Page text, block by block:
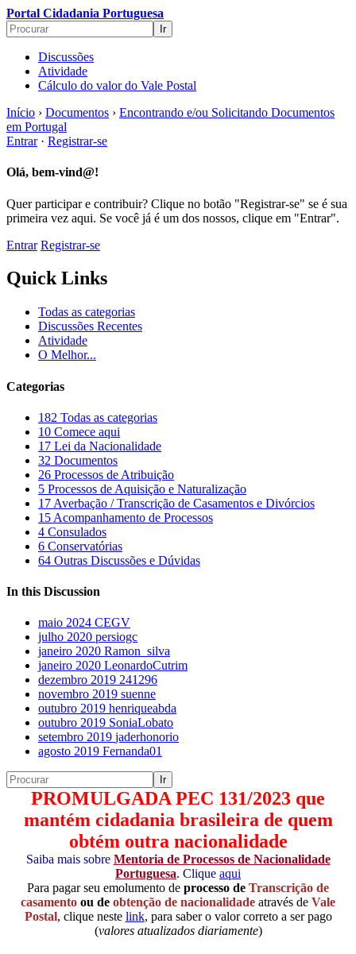
Portal Cidadania Portuguesa
Discussões
Atividade
Cálculo do valor do Vale Postal
Início › Documentos › Encontrando e/ou Solicitando Documentos
em Portugal
Entrar · Registrar-se
Olá, bem-vind@!
Quer participar e contribuir? Clique no botão "Registrar-se" se é sua
primeira vez aqui. Se você já é um dos nossos, clique em "Entrar".
Entrar Registrar-se
Quick Links
Todas as categorias
Discussões Recentes
Atividade
O Melhor...
Categorias
182 Todas as categorias
10 Comece aqui
17 Lei da Nacionalidade
32 Documentos
26 Processos de Atribuição
5 Processos de Aquisição e Naturalização
17 Averbação / Transcrição de Casamentos e Divórcios
15 Acompanhamento de Processos
4 Consulados
6 Conservatórias
64 Outras Discussões e Dúvidas
In this Discussion
maio 2024 CEGV
julho 2020 persiogc
janeiro 2020 Ramon_silva
janeiro 2020 LeonardoCutrim
dezembro 2019 241296
novembro 2019 suenne
outubro 2019 henriqueabda
outubro 2019 SoniaLobato
setembro 2019 jaderhonorio
agosto 2019 Fernanda01
PROMULGADA PEC 131/2023 que
mantém cidadania brasileira de quem
obtém outra nacionalidade
Saiba mais sobre Mentoria de Processos de Nacionalidade
Portuguesa. Clique aqui
Para pagar seu emolumento de processo de Transcrição de
casamento ou de obtenção de nacionalidade através de Vale
Postal, clique neste link, para saber o valor correto a ser pago
(valores atualizados diariamente)